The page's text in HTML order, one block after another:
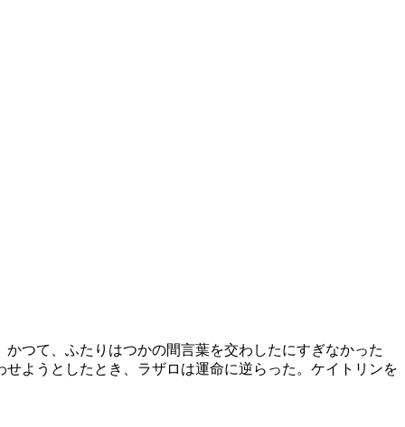
つて、ふたりはつかの間言葉を交わしたにすぎなかった
ようとしたとき、ラザロは運命に逆らった。ケイトリンを